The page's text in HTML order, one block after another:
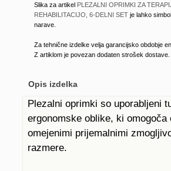
Slika za artikel PLEZALNI OPRIMKI ZA
REHABILITACIJO, 6-DELNI SET je lahko
narave.
Za tehnične izdelke velja garancijsko obdobje
Z artiklom je povezan dodaten strošek dostave.
Opis izdelka
Plezalni oprimki so uporabljeni
ergonomske oblike, ki
omejenimi prijemalnimi
razmere.